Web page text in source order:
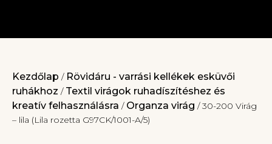
Kezdőlap / Rövidáru - varrási kellékek esküvői
ruhákhoz / Textil virágok ruhadíszítéshez és
kreatív felhasználásra / Organza virág / 30-200 Virág
– lila (Lila rozetta G97CK/1001-A/5)